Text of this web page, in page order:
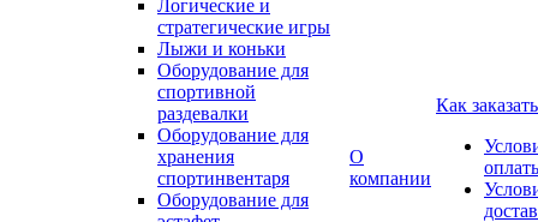
Логические и
стратегические игры
Лыжи и коньки
Оборудование для
спортивной
раздевалки
Оборудование для
хранения
спортинвентаря
Оборудование для
О
компании
Как